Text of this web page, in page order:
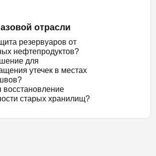
отрасли
резервуаров от
нефтепродуктов?
для
утечек в местах
восстановление
старых хранилищ?